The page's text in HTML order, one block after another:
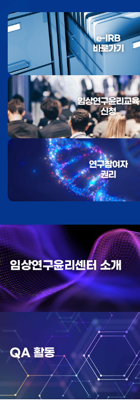
e-IRB
바로가기
임상연구윤리교육
신청
연구참여자
권리
임상연구윤리센터 소개
QA 활동